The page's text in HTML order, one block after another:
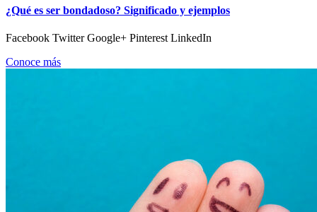
¿Qué es ser bondadoso? Significado y ejemplos
Facebook Twitter Google+ Pinterest LinkedIn
Conoce más